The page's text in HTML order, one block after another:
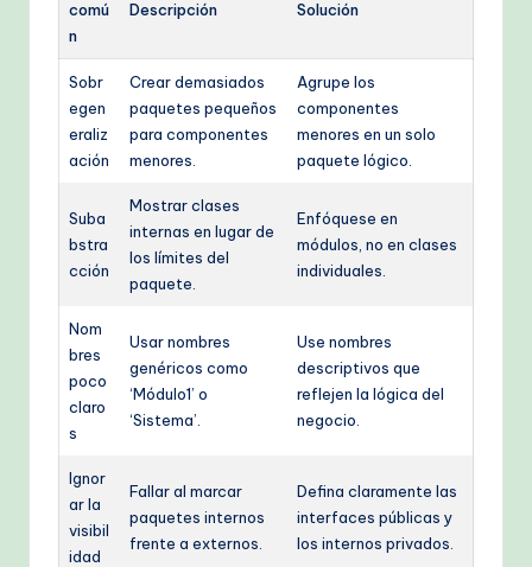
comú
n
Descripción Solución
Sobr
egen
eraliz
ación
Crear demasiados
paquetes pequeños
para componentes
menores.
Agrupe los
componentes
menores en un solo
paquete lógico.
Suba
bstra
cción
Mostrar clases
internas en lugar de
los límites del
paquete.
Enfóquese en
módulos, no en clases
individuales.
Nom
bres
poco
claro
s
Usar nombres
genéricos como
‘Módulo1’ o
‘Sistema’.
Use nombres
descriptivos que
reflejen la lógica del
negocio.
Ignor
ar la
visibil
idad
Fallar al marcar
paquetes internos
frente a externos.
Defina claramente las
interfaces públicas y
los internos privados.